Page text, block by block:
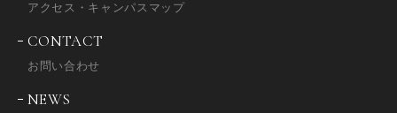
アクセス・キャンパスマップ
CONTACT
お問い合わせ
NEWS